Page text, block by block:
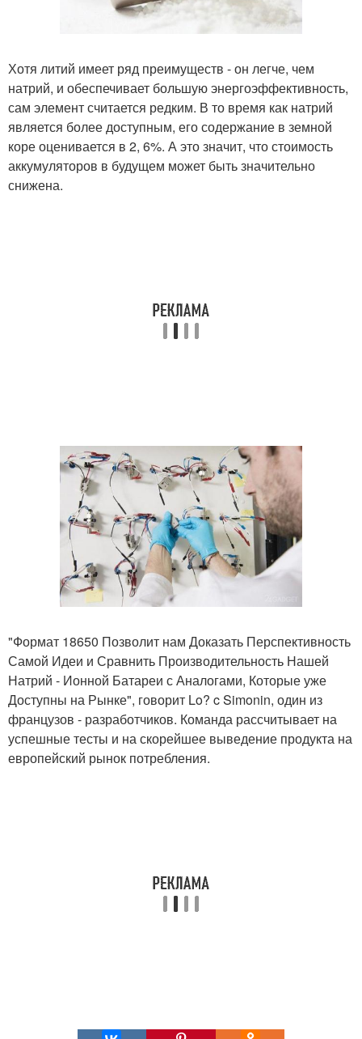
Хотя литий имеет ряд преимуществ - он легче, чем
натрий, и обеспечивает большую энергоэффективность,
сам элемент считается редким. В то время как натрий
является более доступным, его содержание в земной
коре оценивается в 2, 6%. А это значит, что стоимость
аккумуляторов в будущем может быть значительно
снижена.
"Формат 18650 Позволит нам Доказать Перспективность
Самой Идеи и Сравнить Производительность Нашей
Натрий - Ионной Батареи с Аналогами, Которые уже
Доступны на Рынке", говорит Lo? c Simonin, один из
французов - разработчиков. Команда рассчитывает на
успешные тесты и на скорейшее выведение продукта на
европейский рынок потребления.